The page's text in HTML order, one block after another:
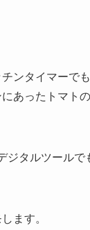
ンタイマーでも
あったトマト
タルツールで
ます。